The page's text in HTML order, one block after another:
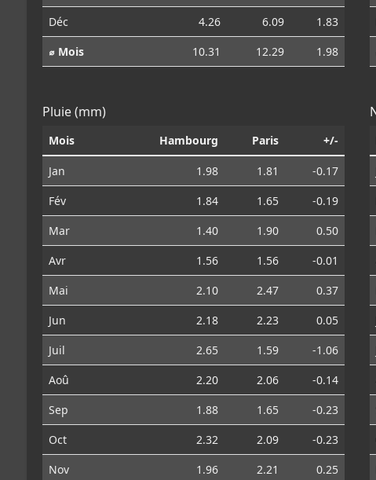
Déc
4.26 6.09
1.83
⌀ Mois
10.31 12.29 1.98
Pluie (mm)
Mois Hambourg Paris +/-
Jan 1.98 1.81
-0.17
Fév
1.84 1.65
-0.19
Mar
1.40 1.90
0.50
Avr
1.56 1.56
-0.01
Mai
2.10 2.47
0.37
Jun
2.18 2.23
0.05
Juil
2.65 1.59
-1.06
Aoû
2.20 2.06
-0.14
Sep
1.88 1.65
-0.23
Oct
2.32 2.09
-0.23
Nov
1.96 2.21 0.25